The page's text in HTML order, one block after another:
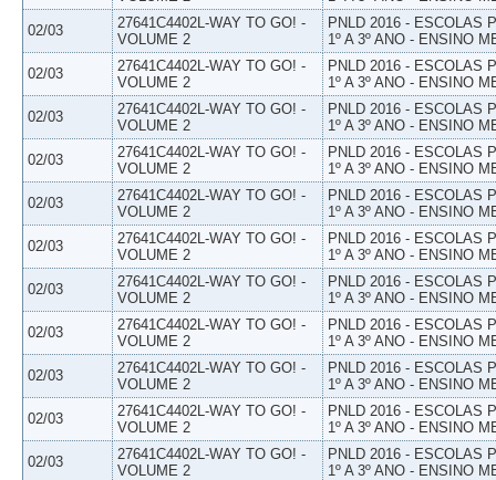
02/03
27641C4402L-WAY TO GO! -
VOLUME 2
PNLD 2016 - ESCOLAS
1º A 3º ANO - ENSINO
02/03
27641C4402L-WAY TO GO! -
VOLUME 2
PNLD 2016 - ESCOLAS
1º A 3º ANO - ENSINO
02/03
27641C4402L-WAY TO GO! -
VOLUME 2
PNLD 2016 - ESCOLAS
1º A 3º ANO - ENSINO
02/03
27641C4402L-WAY TO GO! -
VOLUME 2
PNLD 2016 - ESCOLAS
1º A 3º ANO - ENSINO
02/03
27641C4402L-WAY TO GO! -
VOLUME 2
PNLD 2016 - ESCOLAS
1º A 3º ANO - ENSINO
02/03
27641C4402L-WAY TO GO! -
VOLUME 2
PNLD 2016 - ESCOLAS
1º A 3º ANO - ENSINO
02/03
27641C4402L-WAY TO GO! -
VOLUME 2
PNLD 2016 - ESCOLAS
1º A 3º ANO - ENSINO
02/03
27641C4402L-WAY TO GO! -
VOLUME 2
PNLD 2016 - ESCOLAS
1º A 3º ANO - ENSINO
02/03
27641C4402L-WAY TO GO! -
VOLUME 2
PNLD 2016 - ESCOLAS
1º A 3º ANO - ENSINO
02/03
27641C4402L-WAY TO GO! -
VOLUME 2
PNLD 2016 - ESCOLAS
1º A 3º ANO - ENSINO
02/03
27641C4402L-WAY TO GO! -
VOLUME 2
PNLD 2016 - ESCOLAS
1º A 3º ANO - ENSINO